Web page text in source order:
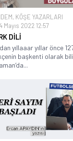
, KÖŞE YAZARLARI
Mayıs 2022 12:57
DİLİ
yıllaaar yıllar önce
başkenti olarak